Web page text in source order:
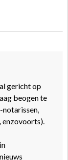
gericht op
beogen te
enzovoorts).